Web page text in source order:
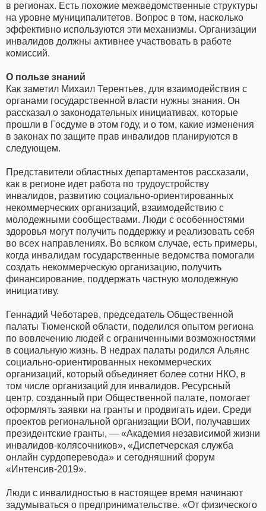
в регионах. Есть похожие межведомственные структуры
на уровне муниципалитетов. Вопрос в том, насколько
эффективно используются эти механизмы. Организации
инвалидов должны активнее участвовать в работе
комиссий.
О пользе знаний
Как заметил Михаил Терентьев, для взаимодействия с
органами государственной власти нужны знания. Он
рассказал о законодательных инициативах, которые
прошли в Госдуме в этом году, и о том, какие изменения
в законах по защите прав инвалидов планируются в
следующем.
Представители областных департаментов рассказали,
как в регионе идет работа по трудоустройству
инвалидов, развитию социально-ориентированных
некоммерческих организаций, взаимодействию с
молодежными сообществами. Люди с особенностями
здоровья могут получить поддержку и реализовать себя
во всех направлениях. Во всяком случае, есть примеры,
когда инвалидам государственные ведомства помогали
создать некоммерческую организацию, получить
финансирование, поддержать частную молодежную
инициативу.
Геннадий Чеботарев, председатель Общественной
палаты Тюменской области, поделился опытом региона
по вовлечению людей с ограниченными возможностями
в социальную жизнь. В недрах палаты родился Альянс
социально-ориентированных некоммерческих
организаций, который объединяет более сотни НКО, в
том числе организаций для инвалидов. Ресурсный
центр, созданный при Общественной палате, помогает
оформлять заявки на гранты и продвигать идеи. Среди
проектов региональной организации ВОИ, получавших
президентские гранты, — «Академия независимой жизни
инвалидов-колясочников», «Диспетчерская служба
онлайн сурдоперевода» и сегодняшний форум
«Интенсив-2019».
Люди с инвалидностью в настоящее время начинают
задумываться о предпринимательстве. «От физического